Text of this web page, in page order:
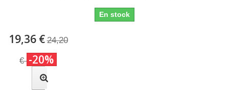
En stock
19,36 € 24,20
€ -20%